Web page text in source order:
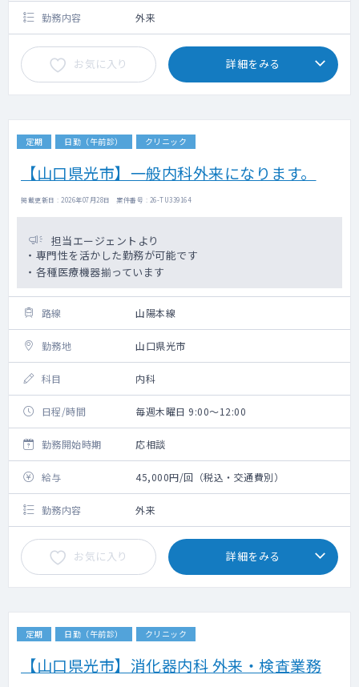
勤務内容 外来
お気に入り 詳細をみる
定期 日勤（午前診） クリニック
【山口県光市】一般内科外来になります。
掲載更新日 : 2026年07月28日 案件番号 : 26-TU339164
担当エージェントより
・専門性を活かした勤務が可能です
・各種医療機器揃っています
路線 山陽本線
勤務地 山口県光市
科目 内科
日程/時間 毎週木曜日 9:00～12:00
勤務開始時期 応相談
給与 45,000円/回（税込・交通費別）
勤務内容 外来
お気に入り 詳細をみる
定期 日勤（午前診） クリニック
【山口県光市】消化器内科 外来・検査業務